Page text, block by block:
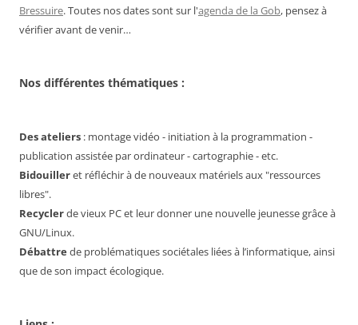
Bressuire. Toutes nos dates sont sur l'agenda de la Gob, pensez à
vérifier avant de venir…
Nos différentes thématiques :
Des ateliers : montage vidéo - initiation à la programmation -
publication assistée par ordinateur - cartographie - etc.
Bidouilleret réfléchir à de nouveaux matériels aux "ressources
libres".
Recyclerde vieux PC et leur donner une nouvelle jeunesse grâce à
GNU/Linux.
Débattre de problématiques sociétales liées à l’informatique, ainsi
que de son impact écologique.